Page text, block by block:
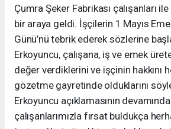
Çumra Şeker Fabrikası çalışanları
bir araya geldi. İşçilerin 1 Mayıs
Günü’nü tebrik ederek sözlerine
Erkoyuncu, çalışana, iş ve emek
değer verdiklerini ve işçinin hakkını
gözetme gayretinde olduklarını
Erkoyuncu açıklamasının
çalışanlarımızla fırsat buldukça